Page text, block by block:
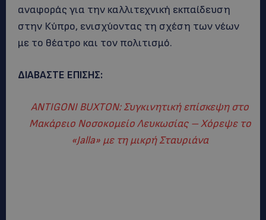
αναφοράς για την καλλιτεχνική εκπαίδευση
στην Κύπρο, ενισχύοντας τη σχέση των νέων
με το θέατρο και τον πολιτισμό.
ΔΙΑΒΑΣΤΕ ΕΠΙΣΗΣ:
ANTIGONI BUXTON: Συγκινητική επίσκεψη στο
Μακάρειο Νοσοκομείο Λευκωσίας – Xόρεψε το
«Jalla» με τη μικρή Σταυριάνα